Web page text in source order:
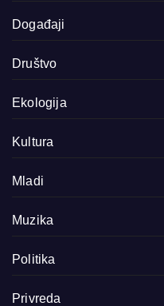
Događaji
Društvo
Ekologija
Kultura
Mladi
Muzika
Politika
Privreda